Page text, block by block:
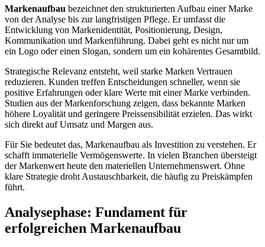
Markenaufbau bezeichnet den strukturierten Aufbau einer Marke
von der Analyse bis zur langfristigen Pflege. Er umfasst die
Entwicklung von Markenidentität, Positionierung, Design,
Kommunikation und Markenführung. Dabei geht es nicht nur um
ein Logo oder einen Slogan, sondern um ein kohärentes Gesamtbild.
Strategische Relevanz entsteht, weil starke Marken Vertrauen
reduzieren. Kunden treffen Entscheidungen schneller, wenn sie
positive Erfahrungen oder klare Werte mit einer Marke verbinden.
Studien aus der Markenforschung zeigen, dass bekannte Marken
höhere Loyalität und geringere Preissensibilität erzielen. Das wirkt
sich direkt auf Umsatz und Margen aus.
Für Sie bedeutet das, Markenaufbau als Investition zu verstehen. Er
schafft immaterielle Vermögenswerte. In vielen Branchen übersteigt
der Markenwert heute den materiellen Unternehmenswert. Ohne
klare Strategie droht Austauschbarkeit, die häufig zu Preiskämpfen
führt.
Analysephase: Fundament für
erfolgreichen Markenaufbau